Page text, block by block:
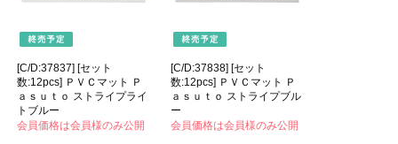
[C/D:37837] [セット
数:12pcs] ＰＶＣマット Ｐ
ａｓｕｔｏ ストライプライ
トブルー
会員価格は会員様のみ公開
[C/D:37838] [セット
数:12pcs] ＰＶＣマット Ｐ
ａｓｕｔｏ ストライプブル
ー
会員価格は会員様のみ公開